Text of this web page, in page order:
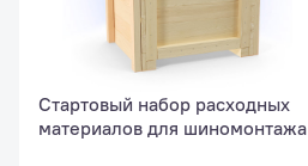
Стартовый набор расходных
материалов для шиномонтажа